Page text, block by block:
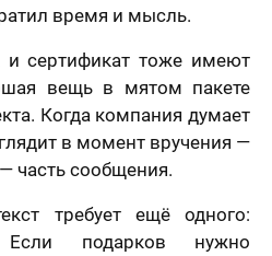
время и мысль.
и сертификат тоже имеют
вещь в мятом пакете
Когда компания думает
в момент вручения —
часть сообщения.
требует ещё одного:
Если подарков нужно